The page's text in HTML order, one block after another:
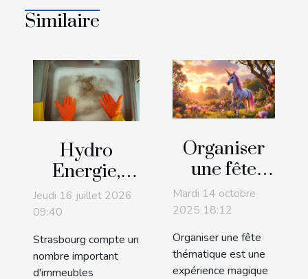
Similaire
Hydro
Energie,
expert de
l'inspection
des
canalisations
Jeudi 16 juillet 2026
09:40
Strasbourg compte un
nombre important
d'immeubles
Organiser
une fête
thématique
avec une
chasse au
trésor de
licorne
Mardi 14 octobre
2025 18:12
Organiser une fête
thématique est une
expérience magique